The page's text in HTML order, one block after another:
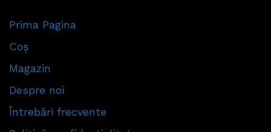
Prima Pagina
Coș
Magazin
Despre noi
Întrebări frecvente